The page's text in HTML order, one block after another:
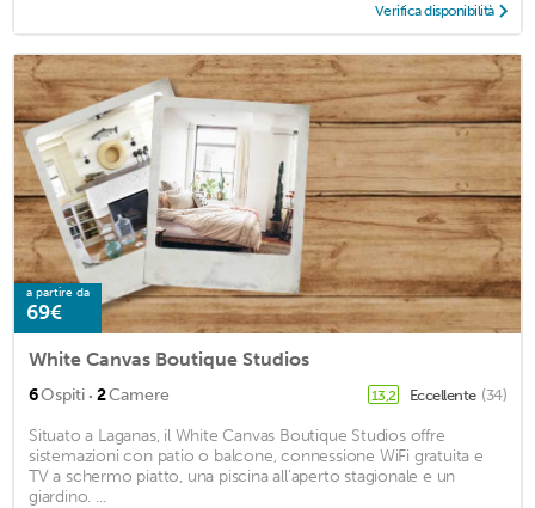
Verifica disponibilità
a partire da
69€
White Canvas Boutique Studios
6Ospiti · 2Camere 13,2 Eccellente (34)
Situato a Laganas, il White Canvas Boutique Studios offre
sistemazioni con patio o balcone, connessione WiFi gratuita e
TV a schermo piatto, una piscina all’aperto stagionale e un
giardino. ...